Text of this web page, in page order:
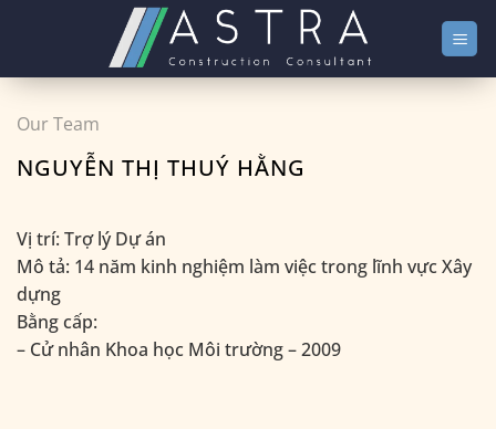
Our Team
NGUYỄN THỊ THUÝ HẰNG
Vị trí: Trợ lý Dự án
Mô tả: 14 năm kinh nghiệm làm việc trong lĩnh vực Xây
dựng
Bằng cấp:
– Cử nhân Khoa học Môi trường – 2009